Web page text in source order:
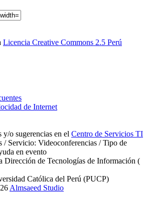
Licencia Creative Commons 2.5 Perú
de Internet
o sugerencias en el Centro de Servicios TI
/ Servicio: Videoconferencias / Tipo de
en evento
Dirección de Tecnologías de Información (
Católica del Perú (PUCP)
Almsaeed Studio